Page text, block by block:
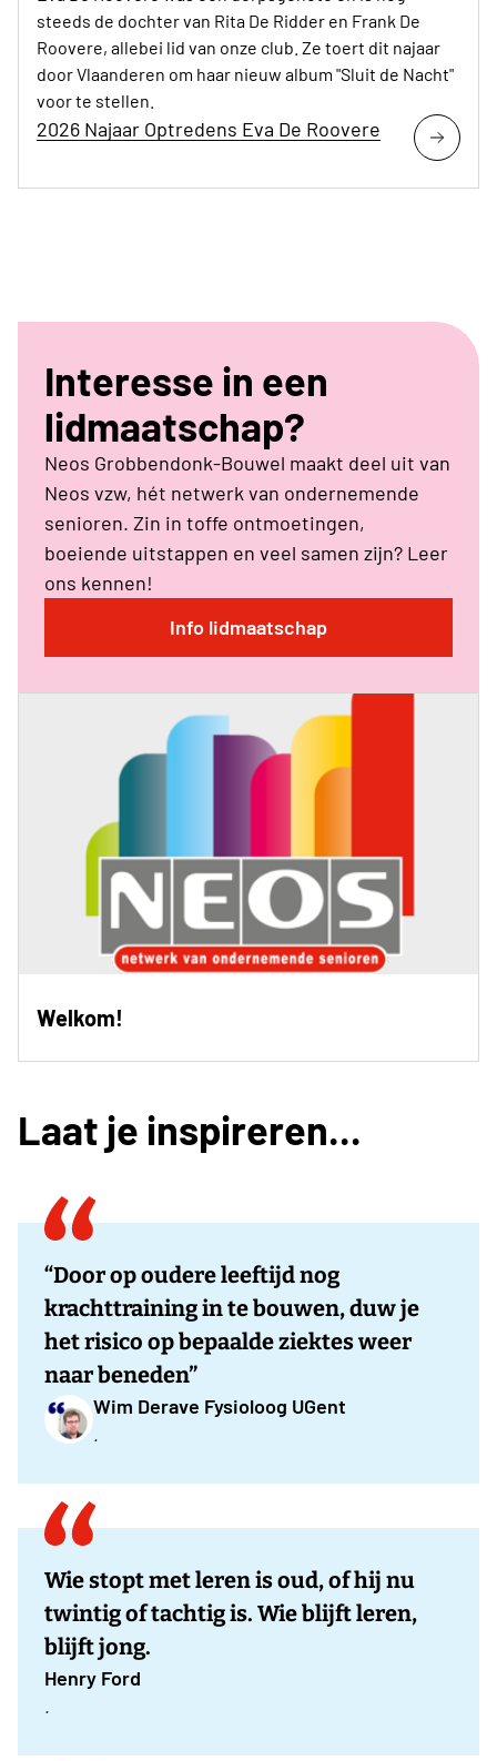
steeds de dochter van Rita De Ridder en Frank De
Roovere, allebei lid van onze club. Ze toert dit najaar
door Vlaanderen om haar nieuw album "Sluit de Nacht"
voor te stellen.
2026 Najaar Optredens Eva De Roovere
Interesse in een
lidmaatschap?
Neos Grobbendonk-Bouwel maakt deel uit van
Neos vzw, hét netwerk van ondernemende
senioren. Zin in toffe ontmoetingen,
boeiende uitstappen en veel samen zijn? Leer
ons kennen!
Info lidmaatschap
Welkom!
Laat je inspireren...
“Door op oudere leeftijd nog
krachttraining in te bouwen, duw je
het risico op bepaalde ziektes weer
naar beneden”
Wim Derave Fysioloog UGent
.
Wie stopt met leren is oud, of hij nu
twintig of tachtig is. Wie blijft leren,
blijft jong.
Henry Ford
.